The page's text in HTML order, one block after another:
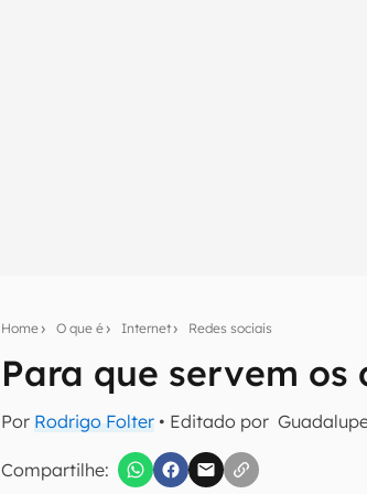
Home O que é Internet Redes sociais
Para que servem
Por Rodrigo Folter • Editado por
Compartilhe:
Seu resumo inteligente do
mão.
E-mail